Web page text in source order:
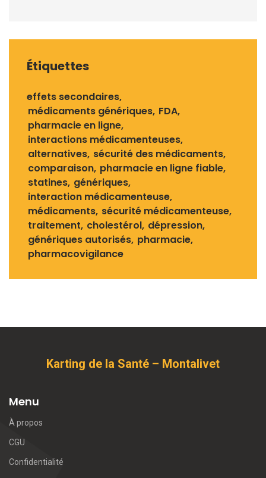
Étiquettes
effets secondaires
médicaments génériques FDA
pharmacie en ligne
interactions médicamenteuses
alternatives sécurité des médicaments
comparaison pharmacie en ligne fiable
statines génériques
interaction médicamenteuse
médicaments sécurité médicamenteuse
traitement cholestérol dépression
génériques autorisés pharmacie
pharmacovigilance
Karting de la Santé – Montalivet
Menu
À propos
CGU
Confidentialité